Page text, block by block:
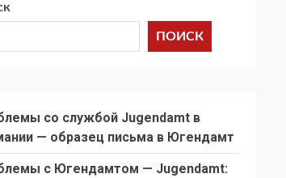
ПОИСК
со службой Jugendamt в
— образец письма в Югендамт
с Югендамтом — Jugendamt: